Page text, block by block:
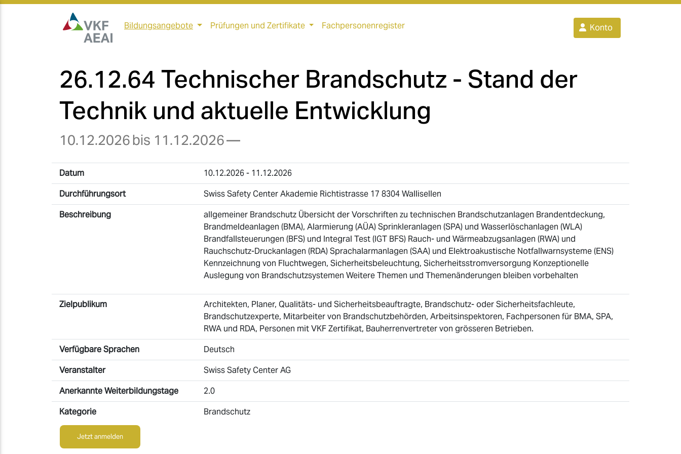
Bildungsangebote Prüfungen und Zertifikate Fachpersonenregister Konto
26.12.64 Technischer Brandschutz - Stand der
Technik und aktuelle Entwicklung
10.12.2026bis 11.12.2026—
Datum
10.12.2026 - 11.12.2026
Durchführungsort
Swiss Safety Center Akademie Richtistrasse 17 8304 Wallisellen
Beschreibung
allgemeiner Brandschutz Übersicht der Vorschriften zu technischen Brandschutzanlagen Brandentdeckung,
Brandmeldeanlagen (BMA), Alarmierung (AÜA) Sprinkleranlagen (SPA) und Wasserlöschanlagen (WLA)
Brandfallsteuerungen (BFS) und Integral Test (IGT BFS) Rauch- und Wärmeabzugsanlagen (RWA) und
Rauchschutz-Druckanlagen (RDA) Sprachalarmanlagen (SAA) und Elektroakustische Notfallwarnsysteme (ENS)
Kennzeichnung von Fluchtwegen, Sicherheitsbeleuchtung, Sicherheitsstromversorgung Konzeptionelle
Auslegung von Brandschutzsystemen Weitere Themen und Themenänderungen bleiben vorbehalten
Zielpublikum
Architekten, Planer, Qualitäts- und Sicherheitsbeauftragte, Brandschutz- oder Sicherheitsfachleute,
Brandschutzexperte, Mitarbeiter von Brandschutzbehörden, Arbeitsinspektoren, Fachpersonen für BMA, SPA,
RWA und RDA, Personen mit VKF Zertifikat, Bauherrenvertreter von grösseren Betrieben.
Verfügbare Sprachen
Deutsch
Veranstalter
Swiss Safety Center AG
Anerkannte Weiterbildungstage
2.0
Kategorie
Brandschutz
Jetzt anmelden